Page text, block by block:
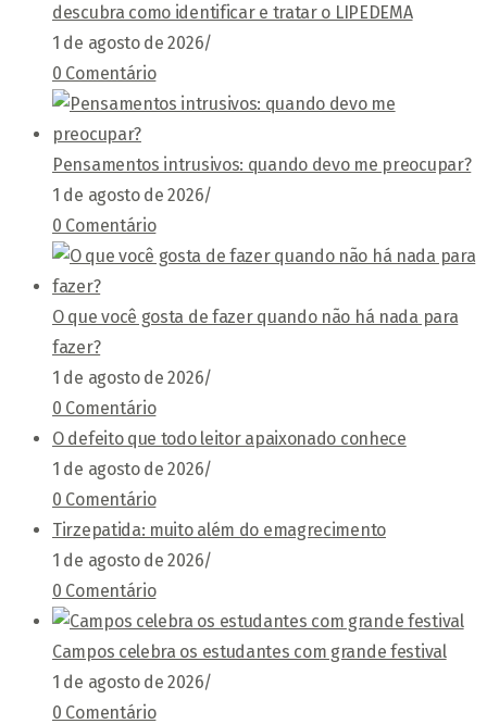
descubra como identificar e tratar o LIPEDEMA
1 de agosto de 2026/
0 Comentário
Pensamentos intrusivos: quando devo me preocupar?
1 de agosto de 2026/
0 Comentário
O que você gosta de fazer quando não há nada para
fazer?
1 de agosto de 2026/
0 Comentário
O defeito que todo leitor apaixonado conhece
1 de agosto de 2026/
0 Comentário
Tirzepatida: muito além do emagrecimento
1 de agosto de 2026/
0 Comentário
Campos celebra os estudantes com grande festival
1 de agosto de 2026/
0 Comentário